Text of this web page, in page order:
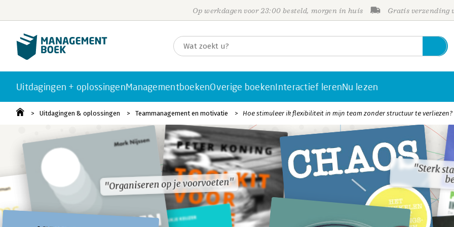
Op werkdagen voor 23:00 besteld, morgen in huis Gratis verzending
Uitdagingen + oplossingenManagementboekenOverige boekenInteractief lerenNu lezen
Uitdagingen & oplossingen Teammanagement en motivatie Hoe stimuleer ik flexibiliteit in mijn team zonder structuur te verliezen?
"Organiseren op je voorvoeten"
"Sterk
"Organiseren op je voorvoeten"
"Sterk